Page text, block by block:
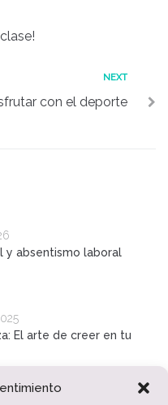
NEXT
con el deporte
y absentismo laboral
El arte de creer en tu